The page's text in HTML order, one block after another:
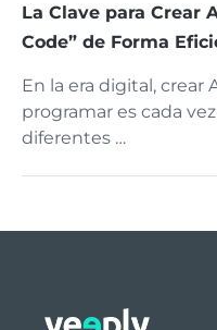
La Clave para Crear
Code” de Forma
En la era digital, crear
programar es cada
diferentes …